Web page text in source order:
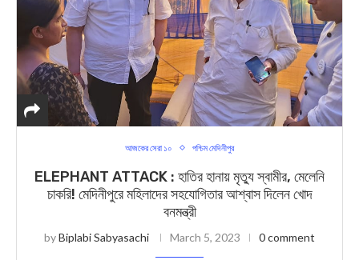
আজকের সেরা ১০ পশ্চিম মেদিনীপুর
ELEPHANT ATTACK : হাতির হানায় মৃত্যু স্বামীর, মেলেনি
চাকরি! মেদিনীপুরে মহিলাদের সহযোগিতার আশ্বাস দিলেন খোদ
বনমন্ত্রী
byBiplabi Sabyasachi March 5, 2023 0 comment